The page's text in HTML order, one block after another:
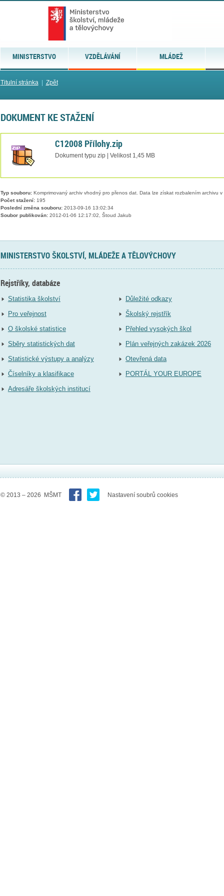
MINISTERSTVO VZDĚLÁVÁNÍ MLÁDEŽ
Titulní stránka| Zpět
DOKUMENT KE STAŽENÍ
C12008 Přílohy.zip
Dokument typu zip | Velikost 1,45 MB
Typ souboru:Komprimovaný archiv vhodný pro přenos dat. Data lze získat rozbalením archivu
Počet stažení:195
Poslední změna souboru:2013-09-16 13:02:34
Soubor publikován:2012-01-06 12:17:02, Štoud Jakub
MINISTERSTVO ŠKOLSTVÍ, MLÁDEŽE A TĚLOVÝCHOVY
Rejstříky, databáze
Statistika školství
Pro veřejnost
O školské statistice
Sběry statistických dat
Statistické výstupy a analýzy
Číselníky a klasifikace
Adresáře školských institucí
Důležité odkazy
Školský rejstřík
Přehled vysokých škol
Plán veřejných zakázek 2026
Otevřená data
PORTÁL YOUR EUROPE
© 2013 – 2026 MŠMT Nastavení soubrů cookies